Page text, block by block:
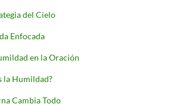
del Cielo
Enfocada
en la Oración
la Humildad?
Cambia Todo